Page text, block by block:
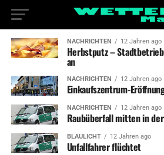
NACHRICHTEN 12 Jahren ago
Herbstputz –
an
NACHRICHTEN 12 Jahren ago
Einkaufszentrum-
NACHRICHTEN 12 Jahren ago
Raubüberfall mitten in
BLAULICHT 12 Jahren ago
Unfallfahrer flüchtet